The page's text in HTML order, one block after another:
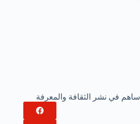
ساهم في نشر الثقافة والمعرفة